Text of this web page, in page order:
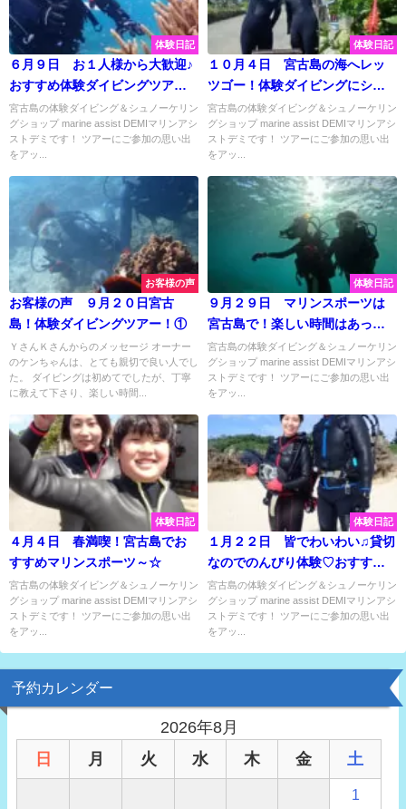
体験日記
６月９日 お１人様から大歓迎♪
おすすめ体験ダイビングツアー
で宮古島大満喫☆彡
宮古島の体験ダイビング＆シュノーケリン
グショップ marine assist DEMIマリンアシ
ストデミです！ ツアーにご参加の思い出
をアッ...
体験日記
１０月４日 宮古島の海へレッ
ツゴー！体験ダイビングにシュ
ノーケリングツアー♫
宮古島の体験ダイビング＆シュノーケリン
グショップ marine assist DEMIマリンアシ
ストデミです！ ツアーにご参加の思い出
をアッ...
お客様の声
お客様の声 ９月２０日宮古
島！体験ダイビングツアー！①
ＹさんＫさんからのメッセージ オーナー
のケンちゃんは、とても親切で良い人でし
た。 ダイビングは初めてでしたが、丁寧
に教えて下さり、楽しい時間...
体験日記
９月２９日 マリンスポーツは
宮古島で！楽しい時間はあっと
いう間♪
宮古島の体験ダイビング＆シュノーケリン
グショップ marine assist DEMIマリンアシ
ストデミです！ ツアーにご参加の思い出
をアッ...
体験日記
４月４日 春満喫！宮古島でお
すすめマリンスポーツ～☆
宮古島の体験ダイビング＆シュノーケリン
グショップ marine assist DEMIマリンアシ
ストデミです！ ツアーにご参加の思い出
をアッ...
体験日記
１月２２日 皆でわいわい♫貸切
なのでのんびり体験♡おすすめ
マリンスポーツ！
宮古島の体験ダイビング＆シュノーケリン
グショップ marine assist DEMIマリンアシ
ストデミです！ ツアーにご参加の思い出
をアッ...
予約カレンダー
2026年8月
日
月 火 水 木 金 土
1